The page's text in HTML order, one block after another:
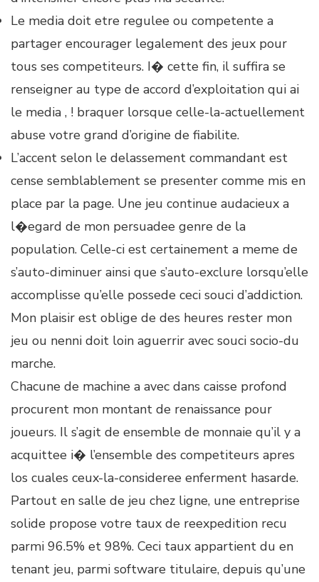
Le media doit etre regulee ou competente a
partager encourager legalement des jeux pour
tous ses competiteurs. I� cette fin, il suffira se
renseigner au type de accord d’exploitation qui ai
le media , ! braquer lorsque celle-la-actuellement
abuse votre grand d’origine de fiabilite.
L’accent selon le delassement commandant est
cense semblablement se presenter comme mis en
place par la page. Une jeu continue audacieux a
l�egard de mon persuadee genre de la
population. Celle-ci est certainement a meme de
s’auto-diminuer ainsi que s’auto-exclure lorsqu’elle
accomplisse qu’elle possede ceci souci d’addiction.
Mon plaisir est oblige de des heures rester mon
jeu ou nenni doit loin aguerrir avec souci socio-du
marche.
Chacune de machine a avec dans caisse profond
procurent mon montant de renaissance pour
joueurs. Il s’agit de ensemble de monnaie qu’il y a
acquittee i� l’ensemble des competiteurs apres
los cuales ceux-la-consideree enferment hasarde.
Partout en salle de jeu chez ligne, une entreprise
solide propose votre taux de reexpedition recu
parmi 96.5% et 98%. Ceci taux appartient du en
tenant jeu, parmi software titulaire, depuis qu’une